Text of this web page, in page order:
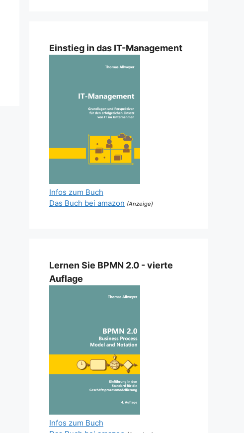
Einstieg in das IT-Management
Infos zum Buch
Das Buch bei amazon (Anzeige)
Lernen Sie BPMN 2.0 - vierte
Auflage
Infos zum Buch